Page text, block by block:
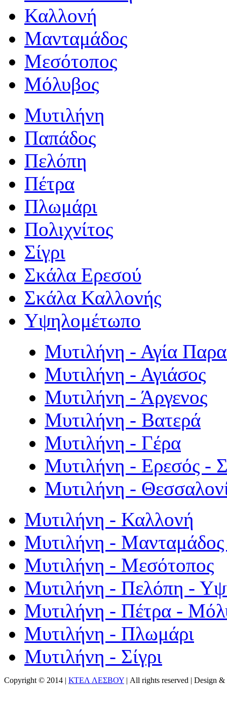
Καλλονή
Μανταμάδος
Μεσότοπος
Μόλυβος
Μυτιλήνη
Παπάδος
Πελόπη
Πέτρα
Πλωμάρι
Πολιχνίτος
Σίγρι
Σκάλα Ερεσού
Σκάλα Καλλονής
Υψηλομέτωπο
Μυτιλήνη - Αγία
Μυτιλήνη - Αγιάσος
Μυτιλήνη - Άργενος
Μυτιλήνη - Βατερά
Μυτιλήνη - Γέρα
Μυτιλήνη - Ερεσός -
Μυτιλήνη -
Μυτιλήνη - Καλλονή
Μυτιλήνη - Μανταμάδος
Μυτιλήνη - Μεσότοπος
Μυτιλήνη - Πελόπη -
Μυτιλήνη - Πέτρα -
Μυτιλήνη - Πλωμάρι
Μυτιλήνη - Σίγρι
Copyright © 2014 | ΚΤΕΛ ΛΕΣΒΟΥ | All rights reserved | Design &